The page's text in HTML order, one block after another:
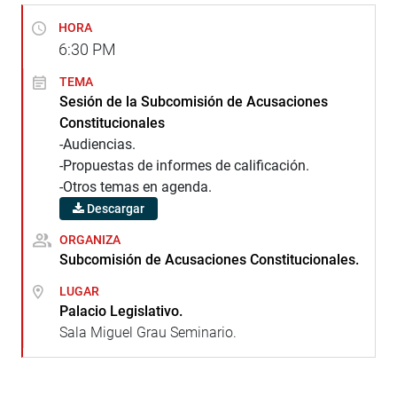
HORA
6:30 PM
TEMA
Sesión de la Subcomisión de Acusaciones
Constitucionales
-Audiencias.
-Propuestas de informes de calificación.
-Otros temas en agenda.
Descargar
ORGANIZA
Subcomisión de Acusaciones Constitucionales.
LUGAR
Palacio Legislativo.
Sala Miguel Grau Seminario.